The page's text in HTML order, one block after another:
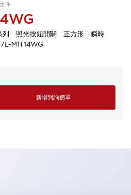
件
列 照光按鈕開關 正方形 瞬時
M1T14WG
新增到詢價單